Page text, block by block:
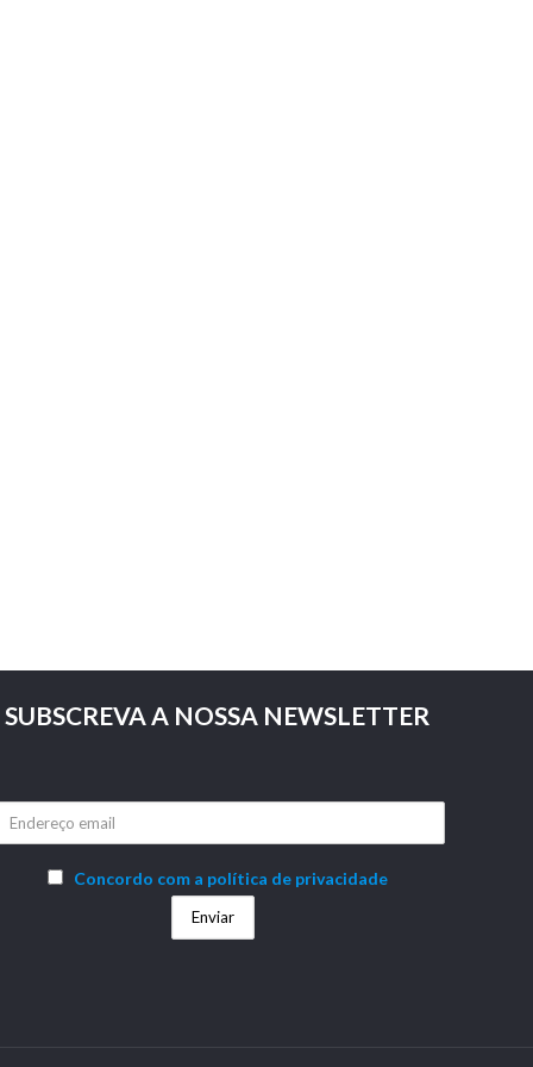
SUBSCREVA A NOSSA NEWSLETTER
Concordo com a política de privacidade